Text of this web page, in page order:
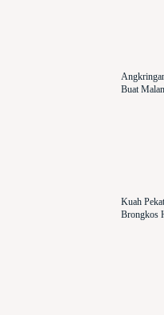
Buat
Kuah
Brongkos